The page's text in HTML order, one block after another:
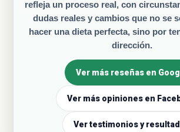
refleja un proceso real, con
dudas reales y cambios que no se
hacer una dieta perfecta, sino por
dirección.
Ver más reseñas en
Ver más opiniones en
Ver testimonios y